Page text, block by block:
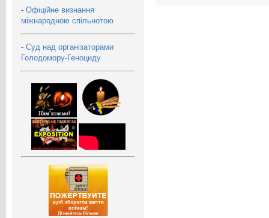
- Офіційне визнання
міжнародною спільнотою
- Суд над організаторами
Голодомору-Геноциду